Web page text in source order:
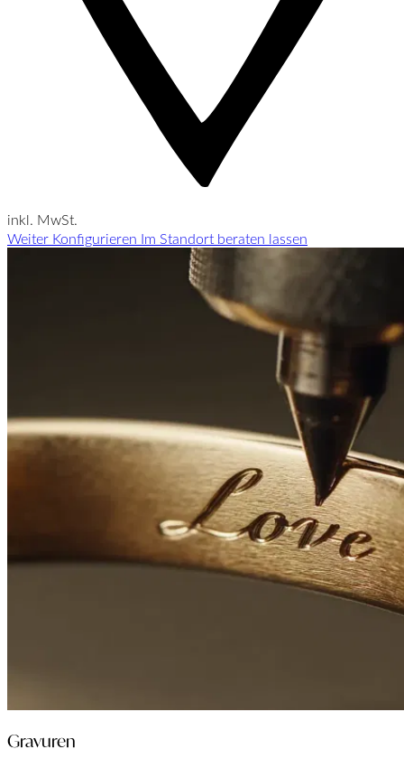
inkl. MwSt.
Weiter Konfigurieren Im Standort beraten lassen
Gravuren